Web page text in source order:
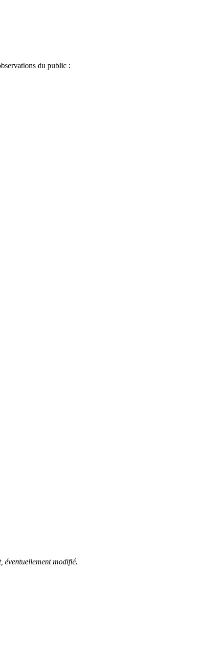
du public :
éventuellement modifié.